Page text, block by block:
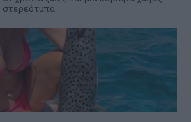
στερεότυπα.